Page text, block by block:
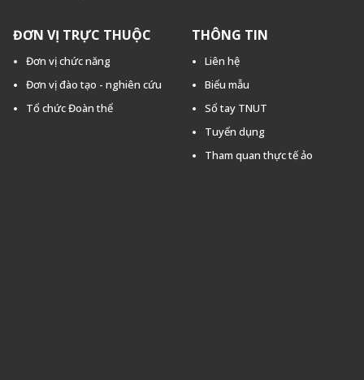
ĐƠN VỊ TRỰC THUỘC
Đơn vị chức năng
Đơn vị đào tạo - nghiên cứu
Tổ chức Đoàn thể
THÔNG TIN
Liên hệ
Biểu mẫu
Sổ tay TNUT
Tuyển dụng
Tham quan thực tế ảo